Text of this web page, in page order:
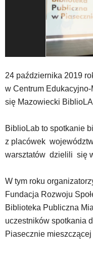
bezpośrednio
wiadomością.
Strona
nie
została
skróty
klawiaturowe,
nawigacja
jest
standardowy
sposób.
24 października 2019
w Centrum
się Mazowiecki
BiblioLab to spotkanie
z placówek
warsztatów dzielili się
W tym roku
Fundacja Rozwoju
Biblioteka Publiczna
uczestników spotkania
Piasecznie mieszczącej